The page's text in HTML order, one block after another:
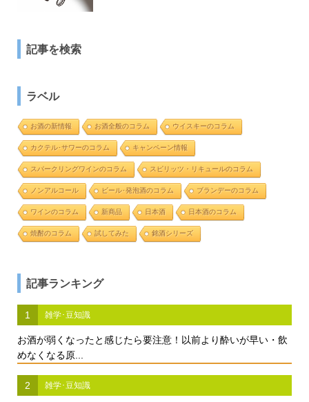
記事を検索
ラベル
お酒の新情報 お酒全般のコラム ウイスキーのコラム
カクテル･サワーのコラム キャンペーン情報
スパークリングワインのコラム スピリッツ・リキュールのコラム
ノンアルコール ビール･発泡酒のコラム ブランデーのコラム
ワインのコラム 新商品 日本酒 日本酒のコラム
焼酎のコラム 試してみた 銘酒シリーズ
記事ランキング
1 雑学･豆知識
お酒が弱くなったと感じたら要注意！以前より酔いが早い・飲
めなくなる原...
2 雑学･豆知識